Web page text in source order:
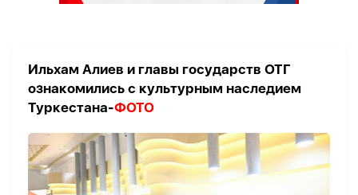
Ильхам Алиев и главы государств ОТГ
ознакомились с культурным наследием
Туркестана-ФОТО